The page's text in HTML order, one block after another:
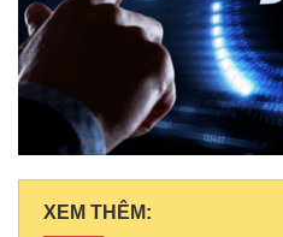
XEM THÊM: